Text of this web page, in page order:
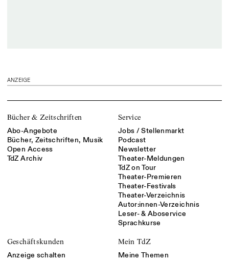
ANZEIGE
Bücher & Zeitschriften
Abo-Angebote
Bücher, Zeitschriften, Musik
Open Access
TdZ Archiv
Service
Jobs / Stellenmarkt
Podcast
Newsletter
Theater-Meldungen
TdZ on Tour
Theater-Premieren
Theater-Festivals
Theater-Verzeichnis
Autor:innen-Verzeichnis
Leser- & Aboservice
Sprachkurse
Geschäftskunden
Anzeige schalten
Mein TdZ
Meine Themen